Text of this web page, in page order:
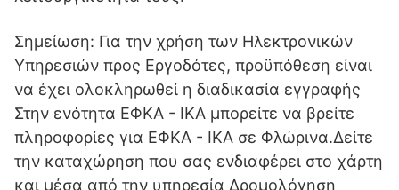
Σημείωση: Για την χρήση των Ηλεκτρονικών
Υπηρεσιών προς Εργοδότες, προϋπόθεση είναι
να έχει ολοκληρωθεί η διαδικασία εγγραφής
Στην ενότητα ΕΦΚΑ - ΙΚΑ μπορείτε να βρείτε
πληροφορίες για ΕΦΚΑ - ΙΚΑ σε Φλώρινα.Δείτε
την καταχώρηση που σας ενδιαφέρει στο χάρτη
και μέσα από την υπηρεσία Δρομολόγηση